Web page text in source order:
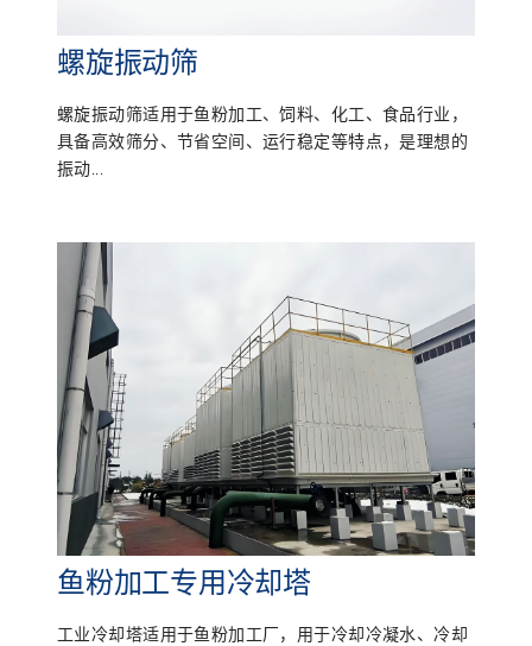
螺旋振动筛
螺旋振动筛适用于鱼粉加工、饲料、化工、食品行业，
具备高效筛分、节省空间、运行稳定等特点，是理想的
振动...
鱼粉加工专用冷却塔
工业冷却塔适用于鱼粉加工厂，用于冷却冷凝水、冷却